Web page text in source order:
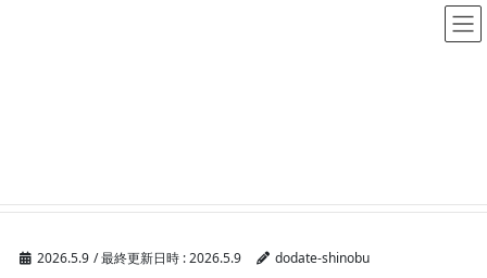
2026.5.9 / 最終更新日時 :2026.5.9 dodate-shinobu